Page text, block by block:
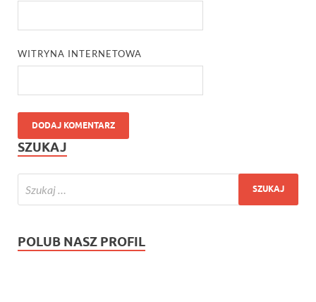
WITRYNA INTERNETOWA
SZUKAJ
POLUB NASZ PROFIL